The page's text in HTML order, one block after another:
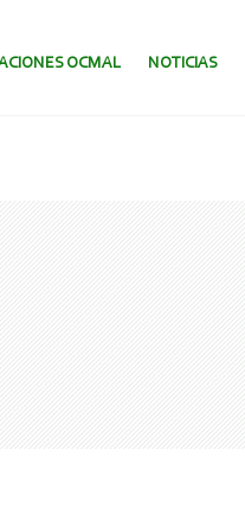
OCMAL NOTICIAS